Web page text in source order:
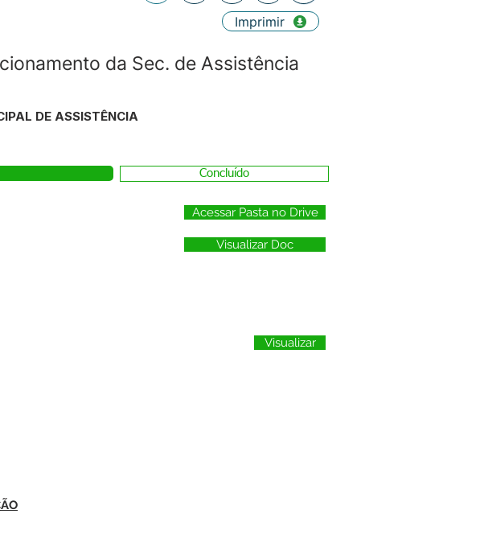
da Sec. de Assistência
Imprimir
DE ASSISTÊNCIA
Concluído
Acessar Pasta no Drive
Visualizar Doc
Visualizar